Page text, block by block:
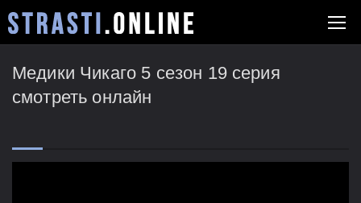
Медики Чикаго 5 сезон 19 серия
смотреть онлайн